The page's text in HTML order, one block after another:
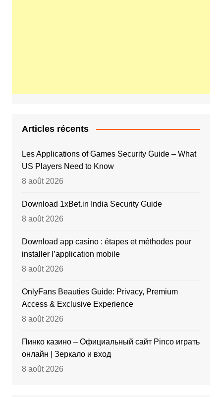
Articles récents
Les Applications of Games Security Guide – What
US Players Need to Know
8 août 2026
Download 1xBet.in India Security Guide
8 août 2026
Download app casino : étapes et méthodes pour
installer l’application mobile
8 août 2026
OnlyFans Beauties Guide: Privacy, Premium
Access & Exclusive Experience
8 août 2026
Пинко казино – Официальный сайт Pinco играть
онлайн | Зеркало и вход
8 août 2026